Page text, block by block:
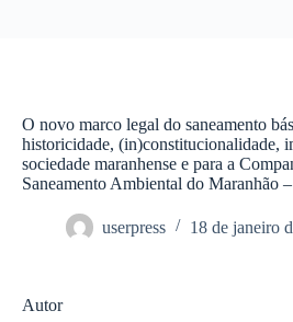
O novo marco legal do saneamento
historicidade, (in)constitucionalidade,
sociedade maranhense e para a
Saneamento Ambiental do Maranhão
userpress 18 de janeiro
Autor